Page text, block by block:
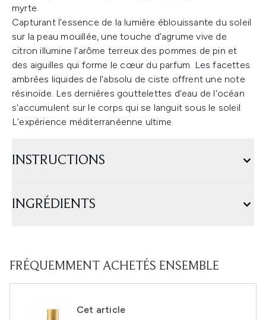
myrte.
Capturant l'essence de la lumière éblouissante du soleil
sur la peau mouillée, une touche d'agrume vive de
citron illumine l'arôme terreux des pommes de pin et
des aiguilles qui forme le cœur du parfum. Les facettes
ambrées liquides de l'absolu de ciste offrent une note
résinoïde. Les dernières gouttelettes d'eau de l'océan
s'accumulent sur le corps qui se languit sous le soleil.
L'expérience méditerranéenne ultime.
INSTRUCTIONS
INGRÉDIENTS
FRÉQUEMMENT ACHETÉS ENSEMBLE
Cet article